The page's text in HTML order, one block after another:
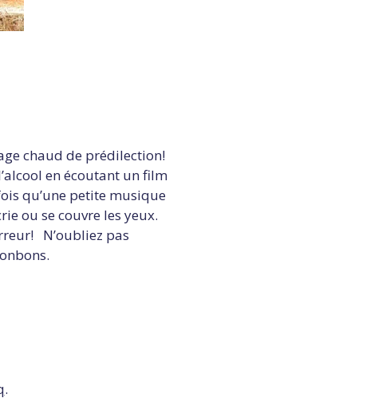
chaud de prédilection!
en écoutant un film
qu’une petite musique
ou se couvre les yeux.
N’oubliez pas
.